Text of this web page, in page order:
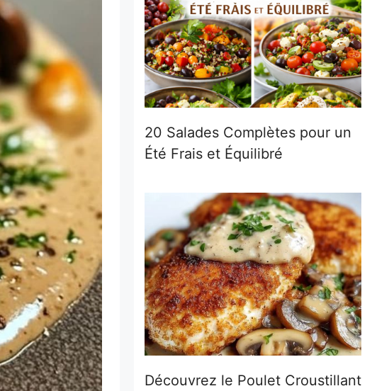
20 Salades Complètes pour un
Été Frais et Équilibré
Découvrez le Poulet Croustillant